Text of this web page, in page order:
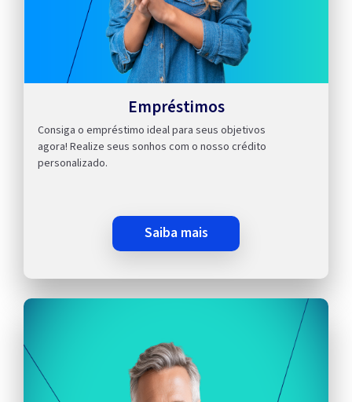
Empréstimos
Consiga o empréstimo ideal para seus objetivos
agora! Realize seus sonhos com o nosso crédito
personalizado.
saiba mais